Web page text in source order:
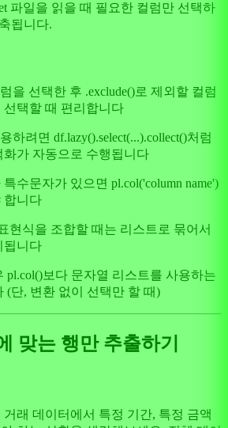
파일을 읽을 때 필요한 컬럼만 선택하
됩니다.
을 선택한 후 .exclude()로 제외할 컬럼
택할 때 편리합니다
하려면 df.lazy().select(...).collect()처럼
가 자동으로 수행됩니다
수문자가 있으면 pl.col('column name')
합니다
현식을 조합할 때는 리스트로 묶어서
됩니다
pl.col()보다 문자열 리스트를 사용하는
(단, 변환 없이 선택만 할 때)
맞는 행만 추출하기
래 데이터에서 특정 기간, 특정 금액